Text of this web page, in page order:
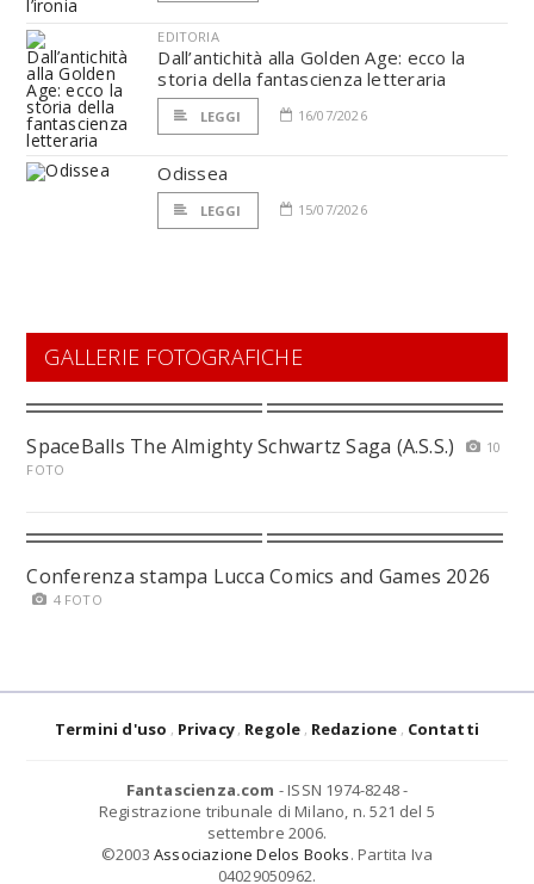
EDITORIA
Dall’antichità alla Golden Age: ecco la
storia della fantascienza letteraria
LEGGI 16/07/2026
Odissea
LEGGI 15/07/2026
GALLERIE FOTOGRAFICHE
SpaceBalls The Almighty Schwartz Saga (A.S.S.)
10
FOTO
Conferenza stampa Lucca Comics and Games 2026
4 FOTO
Termini d'uso Privacy Regole Redazione Contatti
Fantascienza.com - ISSN 1974-8248 -
Registrazione tribunale di Milano, n. 521 del 5
settembre 2006.
©2003 Associazione Delos Books. Partita Iva
04029050962.